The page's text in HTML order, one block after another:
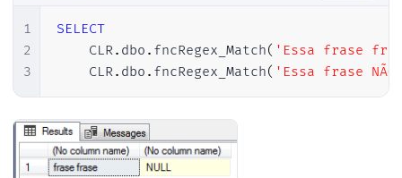
1
2
3
SELECT
    CLR
. dbo . fncRegex_Match( 'Essa frase
    CLR
. dbo . fncRegex_Match( 'Essa frase